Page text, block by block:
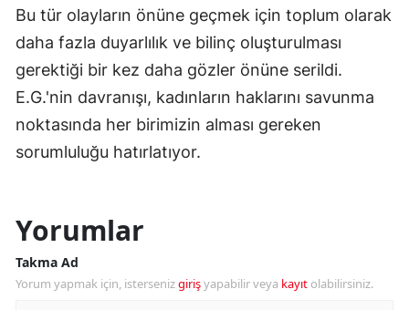
Bu tür olayların önüne geçmek için toplum olarak
daha fazla duyarlılık ve bilinç oluşturulması
gerektiği bir kez daha gözler önüne serildi.
E.G.'nin davranışı, kadınların haklarını savunma
noktasında her birimizin alması gereken
sorumluluğu hatırlatıyor.
Yorumlar
Takma Ad
Yorum yapmak için, istersenizgirişyapabilir veya kayıt olabilirsiniz.